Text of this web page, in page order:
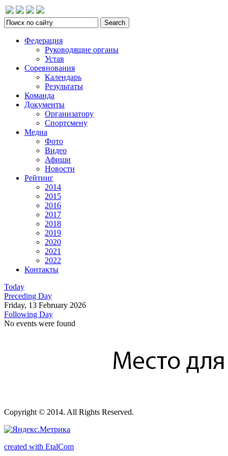
Федерация
Руководящие органы
Устав
Соревнования
Календарь
Результаты
Команда
Документы
Организатору
Спортсмену
Медиа
Фото
Видео
Афиши
Новости
Рейтинг
2014
2015
2016
2017
2018
2019
2020
2021
2022
Контакты
Today
Preceding Day
Friday, 13 February 2026
Following Day
No events were found
Copyright © 2014. All Rights Reserved.
created with EtalCom